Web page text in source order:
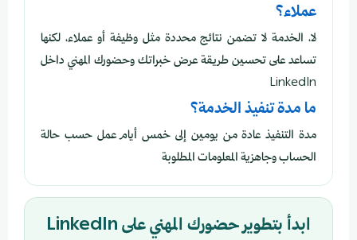
عملاء؟
لا، الخدمة لا تضمن نتائج محددة مثل وظيفة أو عملاء، لكنها
تساعد على تحسين طريقة عرض خبراتك وحضورك المهني داخل
LinkedIn
ما مدة تنفيذ الخدمة؟
مدة التنفيذ عادة من يومين إلى خمس أيام عمل حسب حالة
الحساب وجاهزية المعلومات المطلوبة
ابدأ بتطوير حضورك المهني على LinkedIn